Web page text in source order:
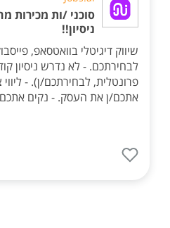
סוכני /ות מכירות
ניסיון!!
שיווק דיגיטלי בוואטסאפ,
לבחירתכם. - לא נדרש ניסיון
פרונטלית, לבחירתכם/ן). -
אתכם/ן את העסק. - נקים